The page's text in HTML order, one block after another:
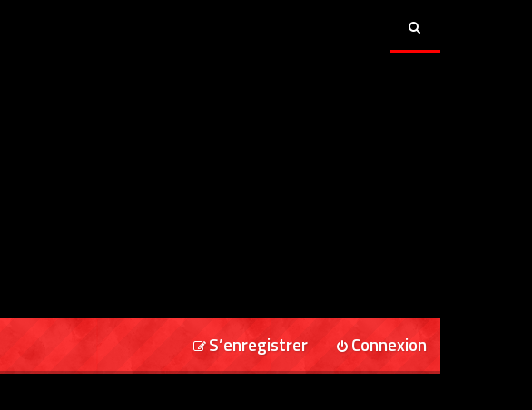
Connexion
S’enregistrer